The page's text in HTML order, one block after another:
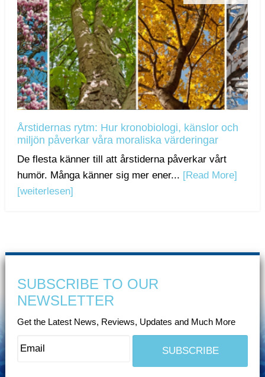
Årstidernas rytm: Hur kronobiologi, känslor och
miljön påverkar våra moraliska värderingar
De flesta känner till att årstiderna påverkar vårt
humör. Många känner sig mer ener... [Read More]
[weiterlesen]
SUBSCRIBE TO OUR
NEWSLETTER
Get the Latest News, Reviews, Updates and Much More